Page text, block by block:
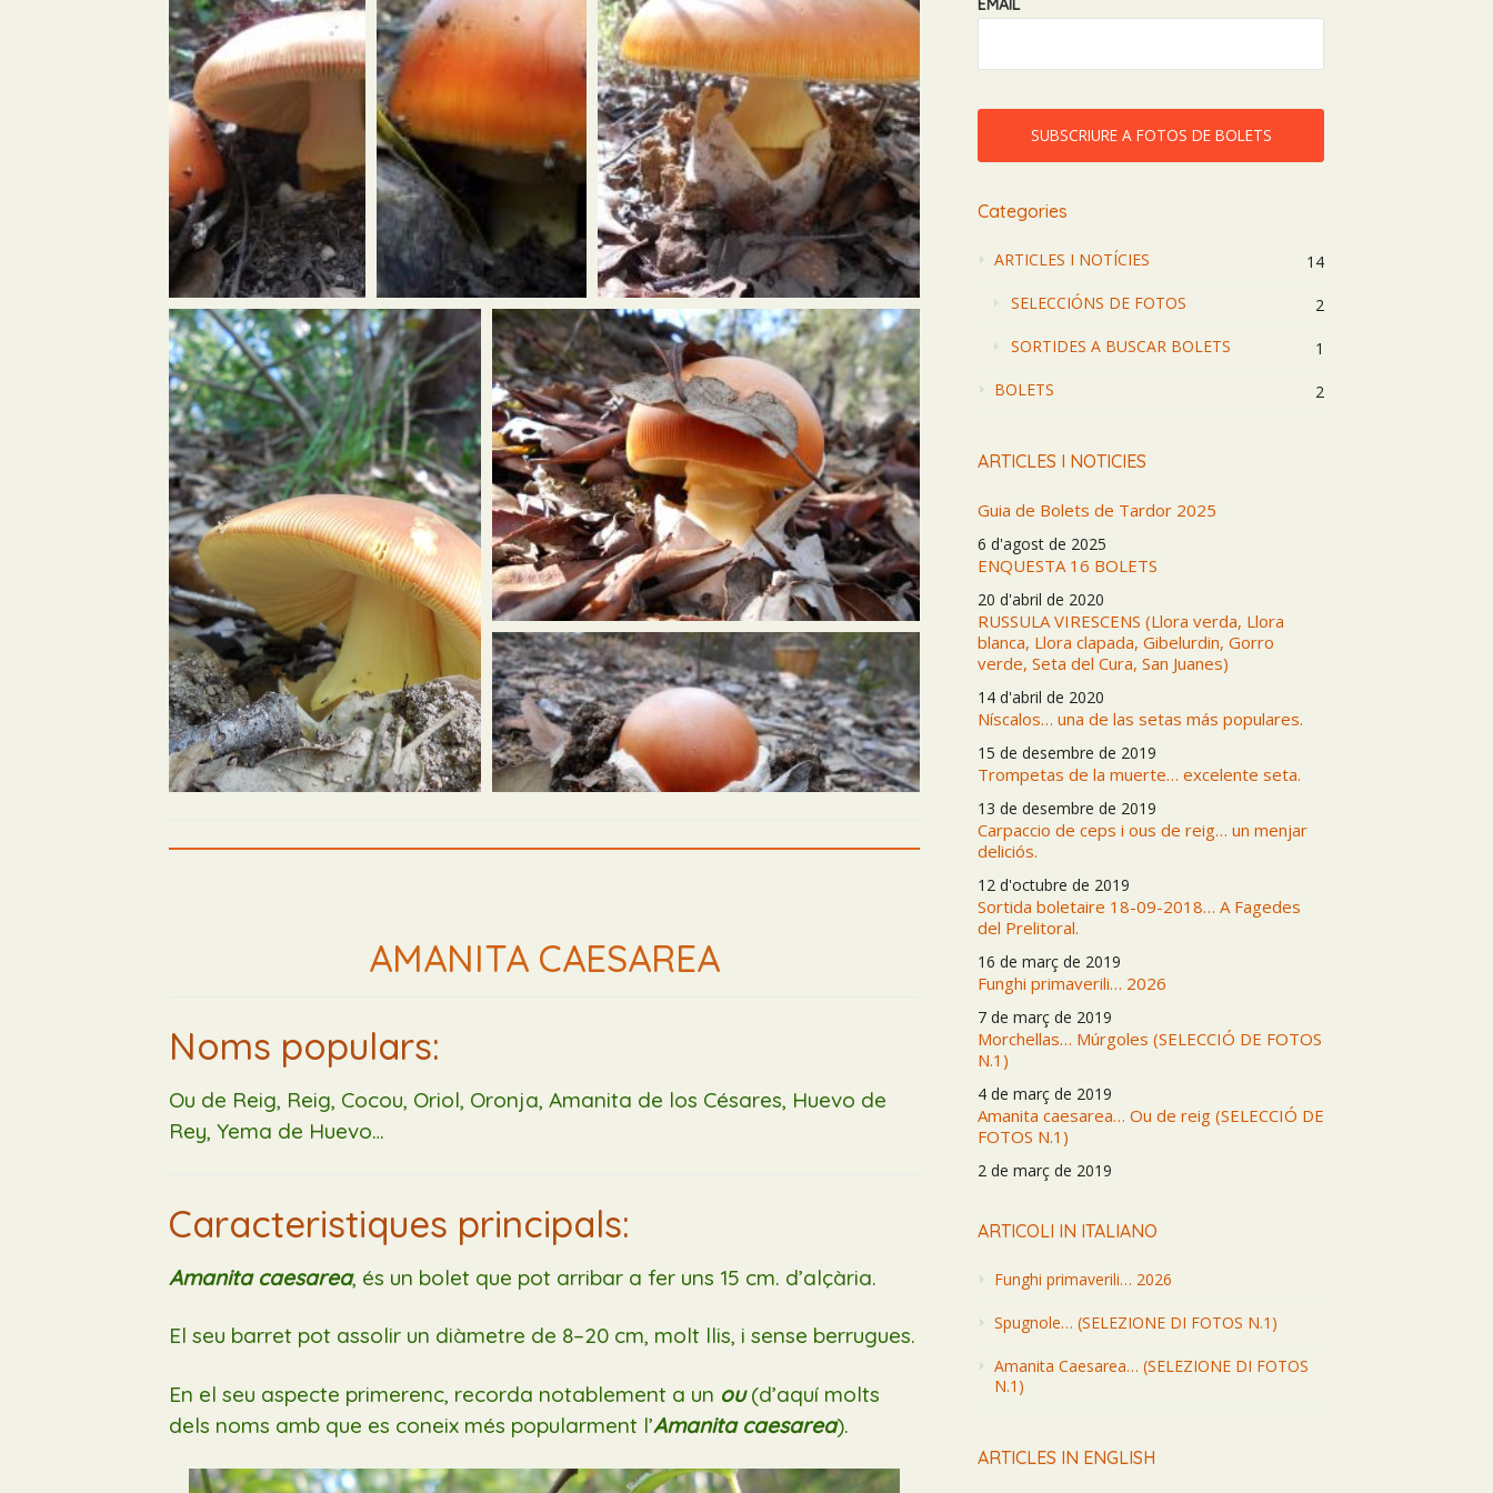
AMANITA CAESAREA
Noms populars:
Ou de Reig, Reig, Cocou, Oriol, Oronja, Amanita de los Césares, Huevo de
Rey, Yema de Huevo…
Caracteristiques principals:
Amanita caesarea, és un bolet que pot arribar a fer uns 15 cm. d’alçària.
El seu barret pot assolir un diàmetre de 8–20 cm, molt llis, i sense berrugues.
En el seu aspecte primerenc, recorda notablement a un ou(d’aquí molts
dels noms amb que es coneix més popularment l’Amanita caesarea).
EMAIL
Categories
ARTICLES I NOTÍCIES
14
SELECCIÓNS DE FOTOS
2
SORTIDES A BUSCAR BOLETS
1
BOLETS
2
ARTICLES I NOTICIES
Guia de Bolets de Tardor 2025
6 d'agost de 2025
ENQUESTA 16 BOLETS
20 d'abril de 2020
RUSSULA VIRESCENS (Llora verda, Llora
blanca, Llora clapada, Gibelurdin, Gorro
verde, Seta del Cura, San Juanes)
14 d'abril de 2020
Níscalos… una de las setas más populares.
15 de desembre de 2019
Trompetas de la muerte… excelente seta.
13 de desembre de 2019
Carpaccio de ceps i ous de reig… un menjar
deliciós.
12 d'octubre de 2019
Sortida boletaire 18-09-2018… A Fagedes
del Prelitoral.
16 de març de 2019
Funghi primaverili… 2026
7 de març de 2019
Morchellas… Múrgoles (SELECCIÓ DE FOTOS
N.1)
4 de març de 2019
Amanita caesarea… Ou de reig (SELECCIÓ DE
FOTOS N.1)
2 de març de 2019
ARTICOLI IN ITALIANO
Funghi primaverili… 2026
Spugnole… (SELEZIONE DI FOTOS N.1)
Amanita Caesarea… (SELEZIONE DI FOTOS
N.1)
ARTICLES IN ENGLISH